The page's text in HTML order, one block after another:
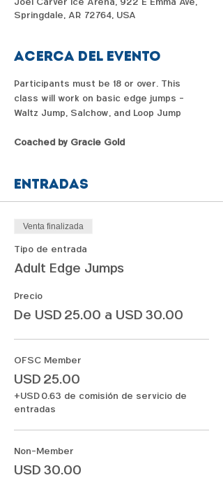
Springdale, AR 72764, USA
Acerca del evento
Participants must be 18 or over. This
class will work on basic edge jumps -
Waltz Jump, Salchow, and Loop Jump
Coached by Gracie Gold
Entradas
Venta finalizada
Tipo de entrada
Adult Edge Jumps
Precio
De USD 25.00 a USD 30.00
OFSC Member
USD 25.00
+USD 0.63 de comisión de servicio de
entradas
Non-Member
USD 30.00